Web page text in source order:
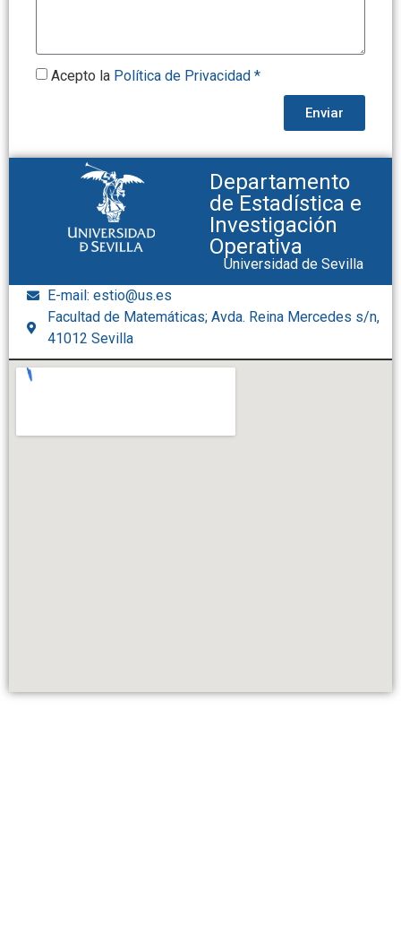
Acepto la Política de Privacidad *
Enviar
Departamento
de Estadística e
Investigación
Operativa
Universidad de Sevilla
E-mail: estio@us.es
Facultad de Matemáticas; Avda. Reina Mercedes s/n,
41012 Sevilla